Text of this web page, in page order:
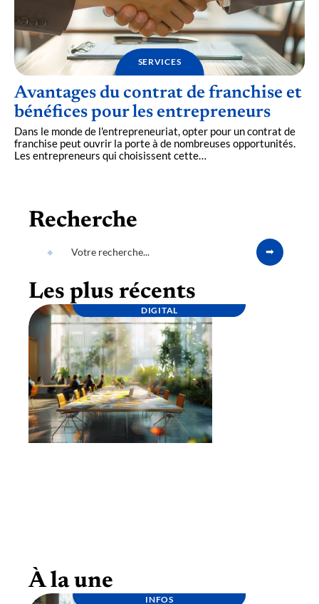
SERVICES
Avantages du contrat de franchise et
bénéfices pour les entrepreneurs
Dans le monde de l'entrepreneuriat, opter pour un contrat de
franchise peut ouvrir la porte à de nombreuses opportunités.
Les entrepreneurs qui choisissent cette…
Recherche
Les plus récents
DIGITAL
SERVICES
À la une
INFOS